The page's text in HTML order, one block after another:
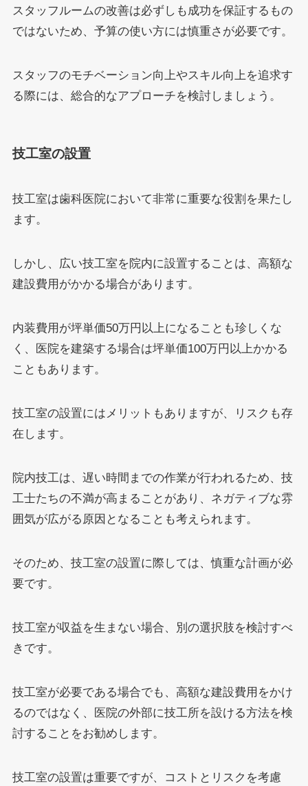
スタッフルームの改善は必ずしも成功を保証するもの
ではないため、予算の使い方には慎重さが必要です。
スタッフのモチベーション向上やスキル向上を追求す
る際には、総合的なアプローチを検討しましょう。
技工室の設置
技工室は歯科医院において非常に重要な役割を果たし
ます。
しかし、広い技工室を院内に設置することは、高額な
建設費用がかかる場合があります。
内装費用が坪単価50万円以上になることも珍しくな
く、医院を建築する場合は坪単価100万円以上かかる
こともあります。
技工室の設置にはメリットもありますが、リスクも存
在します。
院内技工は、遅い時間までの作業が行われるため、技
工士たちの不満が高まることがあり、ネガティブな雰
囲気が広がる原因となることも考えられます。
そのため、技工室の設置に際しては、慎重な計画が必
要です。
技工室が収益を生まない場合、別の選択肢を検討すべ
きです。
技工室が必要である場合でも、高額な建設費用をかけ
るのではなく、医院の外部に技工所を設ける方法を検
討することをお勧めします。
技工室の設置は重要ですが、コストとリスクを考慮